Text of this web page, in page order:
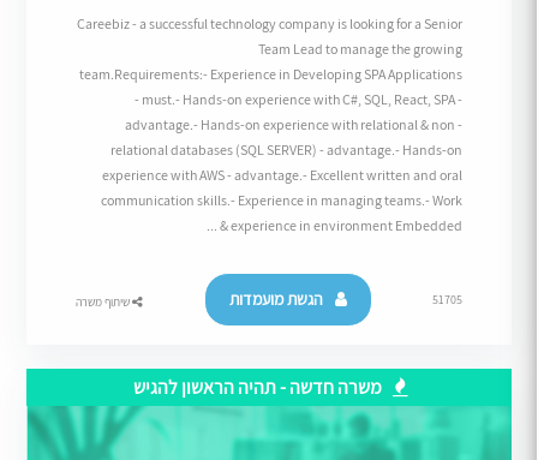
Careebiz - a successful technology company is looking for a Senior
Team Lead to manage the growing
team.Requirements:- Experience in Developing SPA Applications
- must.- Hands-on experience with C#, SQL, React, SPA -
advantage.- Hands-on experience with relational & non -
relational databases (SQL SERVER) - advantage.- Hands-on
experience with AWS - advantage.- Excellent written and oral
communication skills.- Experience in managing teams.- Work
experience in environment Embedded & ...
51705 הגשת מועמדות שיתוף משרה
משרה חדשה - תהיה הראשון להגיש